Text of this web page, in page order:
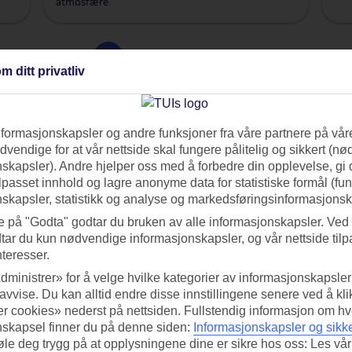
bærekraft Reise med barn Trening og helse Mat &
Flyturen Cruiseferie Pakkelister
ditt privatliv
og andre funksjoner fra våre partnere på
for at vår nettside skal fungere pålitelig og sikkert
Andre hjelper oss med å forbedre din opplevelse, gi
innhold og lagre anonyme data for statistiske formål
statistikk og analyse og
på "Godta" godtar du bruken av alle informasjonskapsler.
du kun nødvendige informasjonskapsler, og vår nettside
for å velge hvilke kategorier av informasjonskapsler
Du kan alltid endre disse innstillingene senere ved å
cookies» nederst på nettsiden. Fullstendig informasjon om
finner du på denne siden: Informasjonskapsler og
deg trygg på at opplysningene dine er sikre hos oss: Les vår